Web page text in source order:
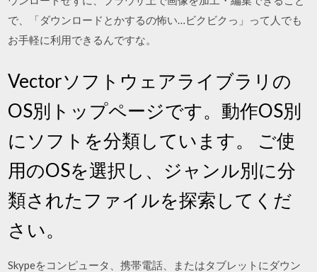
で、「ダウンロードとかするの怖い…ビクビクっ」って人でも
お手軽に利用できるんですな。
Vectorソフトウェアライブラリの
OS別トップページです。動作OS別
にソフトを分類しています。 ご使
用のOSを選択し、ジャンル別に分
類されたファイルを探索してくだ
さい。
Skypeをコンピュータ、携帯電話、またはタブレットにダウン